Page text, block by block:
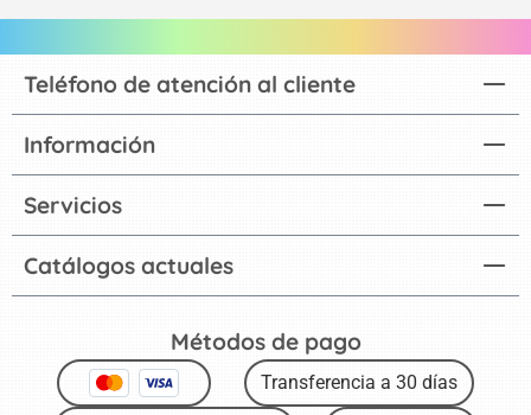
Catálogos actuales
Teléfono de atención al cliente
Información
Servicios
Métodos de pago
Transferencia a 30 días